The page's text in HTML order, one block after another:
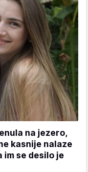
na jezero,
kasnije nalaze
im se desilo je